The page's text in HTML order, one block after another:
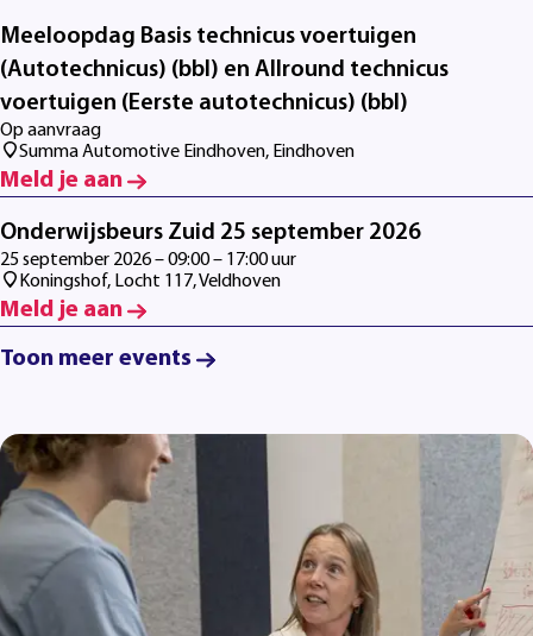
Meeloopdag Basis technicus voertuigen
(Autotechnicus) (bbl) en Allround technicus
voertuigen (Eerste autotechnicus) (bbl)
Op aanvraag
Summa Automotive Eindhoven, Eindhoven
Meld je aan
Onderwijsbeurs Zuid 25 september 2026
25 september 2026 – 09:00 – 17:00 uur
Koningshof, Locht 117, Veldhoven
Meld je aan
Toon meer events